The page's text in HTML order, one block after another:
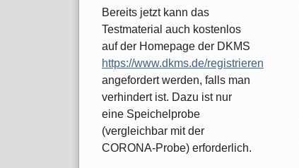
Bereits jetzt kann das
Testmaterial auch kostenlos
auf der Homepage der DKMS
https://www.dkms.de/registrieren
angefordert werden, falls man
verhindert ist. Dazu ist nur
eine Speichelprobe
(vergleichbar mit der
CORONA-Probe) erforderlich.